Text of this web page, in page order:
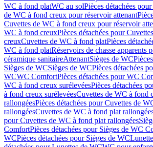
WC à fond platWC au solPièces détachées
de WC à fond creux pour réservoir attenant
Cuvettes de WC à fond creux pour réservoir
WC à fond creuxPièces détachées pour
creuxCuvettes de WC à fond platPièces
WC à fond platRéservoirs de chasse apparents
céramique sanitaireAttenantSièges de WC
Sièges de WCSièges de WCPièces détachées
WCWC ComfortPièces détachées pour WC
WC à fond creux surélevéesPièces détachées
à fond creux surélevéesCuvettes de WC à fond
rallongéesPièces détachées pour Cuvettes de
rallongéesCuvettes de WC à fond plat
pour Cuvettes de WC à fond plat rallongées
ComfortPièces détachées pour Sièges de WC
WCPièces détachées pour Sièges de WC